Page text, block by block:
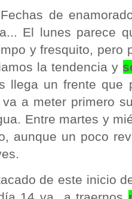
Fechas de
El lunes parece
y fresquito, pero
la tendencia y
llega un frente que
a meter primero
Entre martes y
aunque un poco
de este inicio